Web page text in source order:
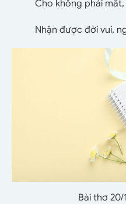
Cho không phải
Nhận được đời vui,
Bài thơ